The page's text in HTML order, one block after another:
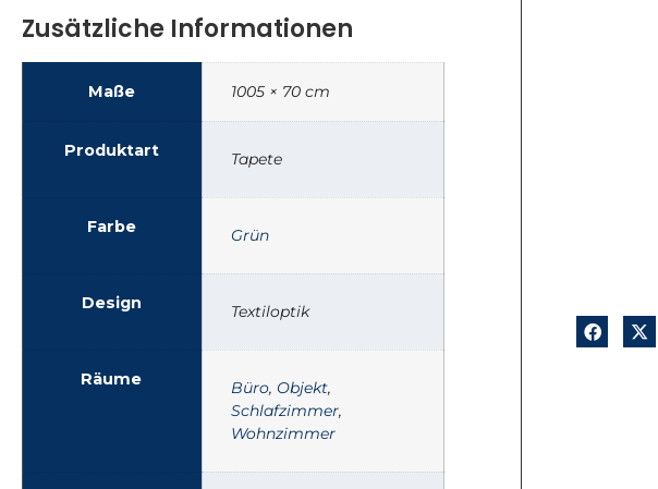
Zusätzliche Informationen
Maße 1005 × 70 cm
Produktart Tapete
Farbe Grün
Design Textiloptik
Räume Büro, Objekt,
Schlafzimmer,
Wohnzimmer